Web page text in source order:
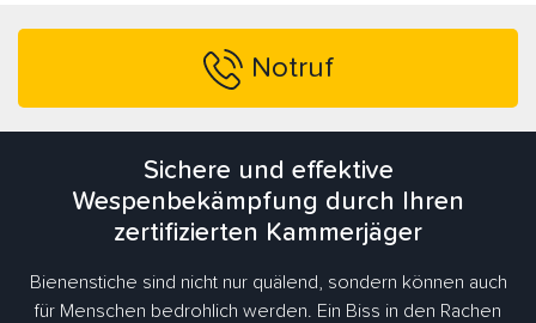
Notruf
Sichere und effektive
Wespenbekämpfung durch Ihren
zertifizierten Kammerjäger
Bienenstiche sind nicht nur quälend, sondern können auch
für Menschen bedrohlich werden. Ein Biss in den Rachen